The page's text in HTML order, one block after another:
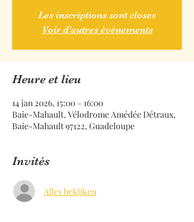
Les inscriptions sont closes
Voir d'autres événements
Heure et lieu
14 jan 2026, 15:00 – 16:00
Baie-Mahault, Vélodrome Amédée Détraux,
Baie-Mahault 97122, Guadeloupe
Invités
Alles bekijken